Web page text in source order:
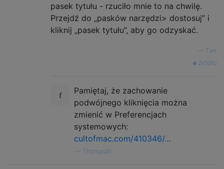
pasek tytułu - rzuciło mnie to na chwilę.
Przejdź do „pasków narzędzi> dostosuj” i
kliknij „pasek tytułu”, aby go odzyskać.
Tim
źródło
Pamiętaj, że zachowanie
podwójnego kliknięcia można
zmienić w Preferencjach
systemowych:
cultofmac.com/410346/…
ThomasW